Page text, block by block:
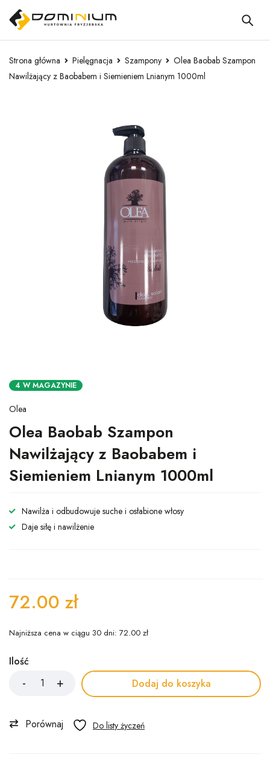
Strona główna Pielęgnacja Szampony
Olea Baobab Szampon
Nawilżający z Baobabem i Siemieniem Lnianym 1000ml
4 W MAGAZYNIE
Olea
Olea Baobab Szampon
Nawilżający z Baobabem i
Siemieniem Lnianym 1000ml
Nawilża i odbudowuje suche i osłabione włosy
Daje siłę i nawilżenie
72.00 zł
Najniższa cena w ciągu 30 dni: 72.00 zł
Ilość
Dodaj do koszyka
Porównaj